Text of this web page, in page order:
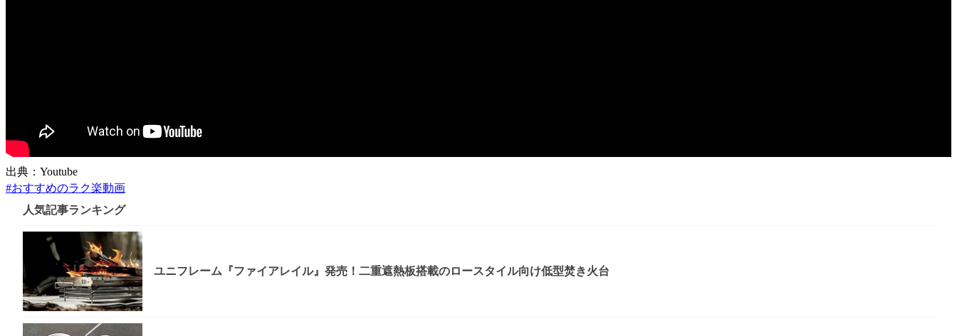
出典：Youtube
#おすすめのラク楽動画
人気記事ランキング
ユニフレーム『ファイアレイル』発売！二重遮熱板搭載のロースタイル向け低型焚き火台